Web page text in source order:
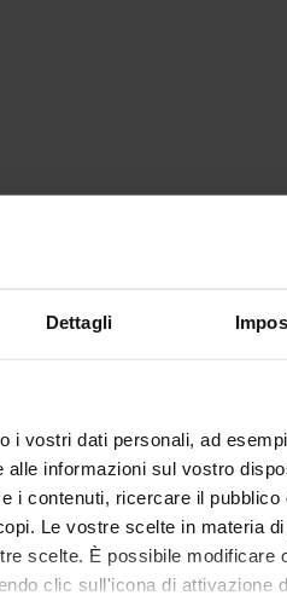
Dettagli
i vostri dati personali, ad
informazioni sul vostro
i contenuti, ricercare il
Le vostre scelte in materia
scelte. È possibile
clic sull'icona di attivazione